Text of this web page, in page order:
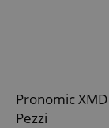
Pronomic
Pezzi